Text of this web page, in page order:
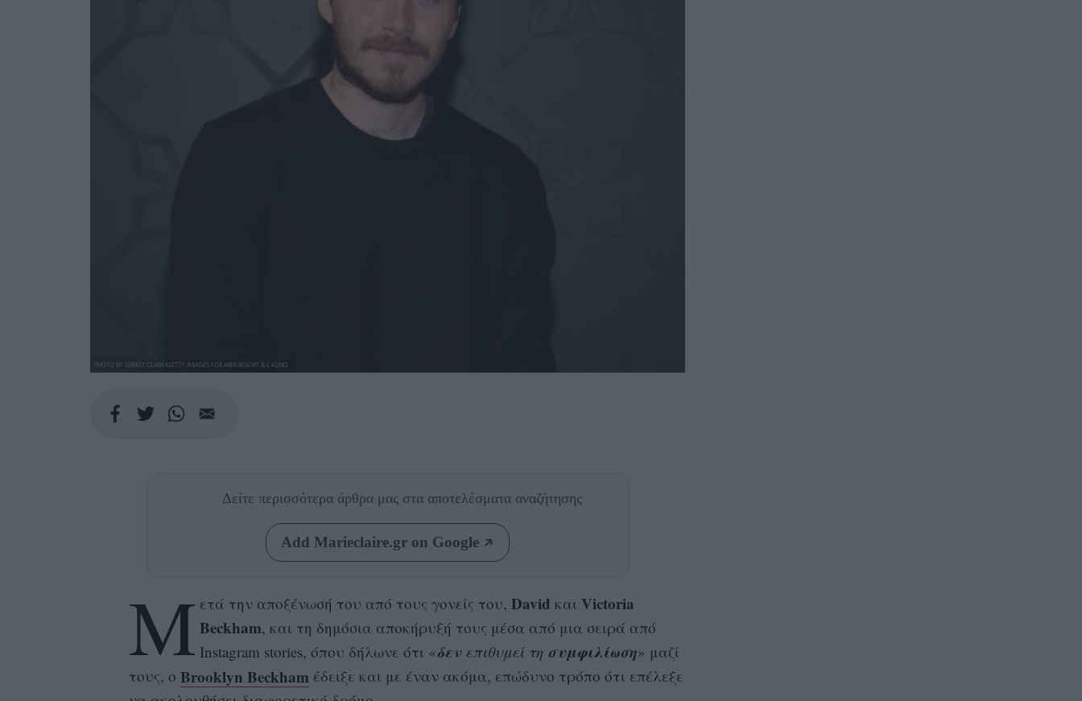
PHOTO BY JERRITT CLARK/GETTY IMAGES FOR ARIA RESORT & CASINO
Δείτε περισσότερα άρθρα μας στα αποτελέσματα αναζήτησης
Add Marieclaire.gr on Google
Μ ετά την αποξένωσή του από τους γονείς του,David καιVictoria
Beckham, και τη δημόσια αποκήρυξή τους μέσα από μια σειρά από
Instagram stories, όπου δήλωνε ότι «δενεπιθυμεί τη συμφιλίωση» μαζί
τους, ο Brooklyn Beckham έδειξε και με έναν ακόμα, επώδυνο τρόπο ότι επέλεξε